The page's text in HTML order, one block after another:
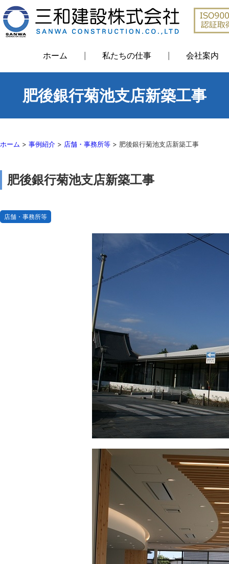
ホーム 私たちの仕事 会社案内
肥後銀行菊池支店新築工事
ホーム > 事例紹介 > 店舗・事務所等 > 肥後銀行菊池支店新築工事
肥後銀行菊池支店新築工事
店舗・事務所等